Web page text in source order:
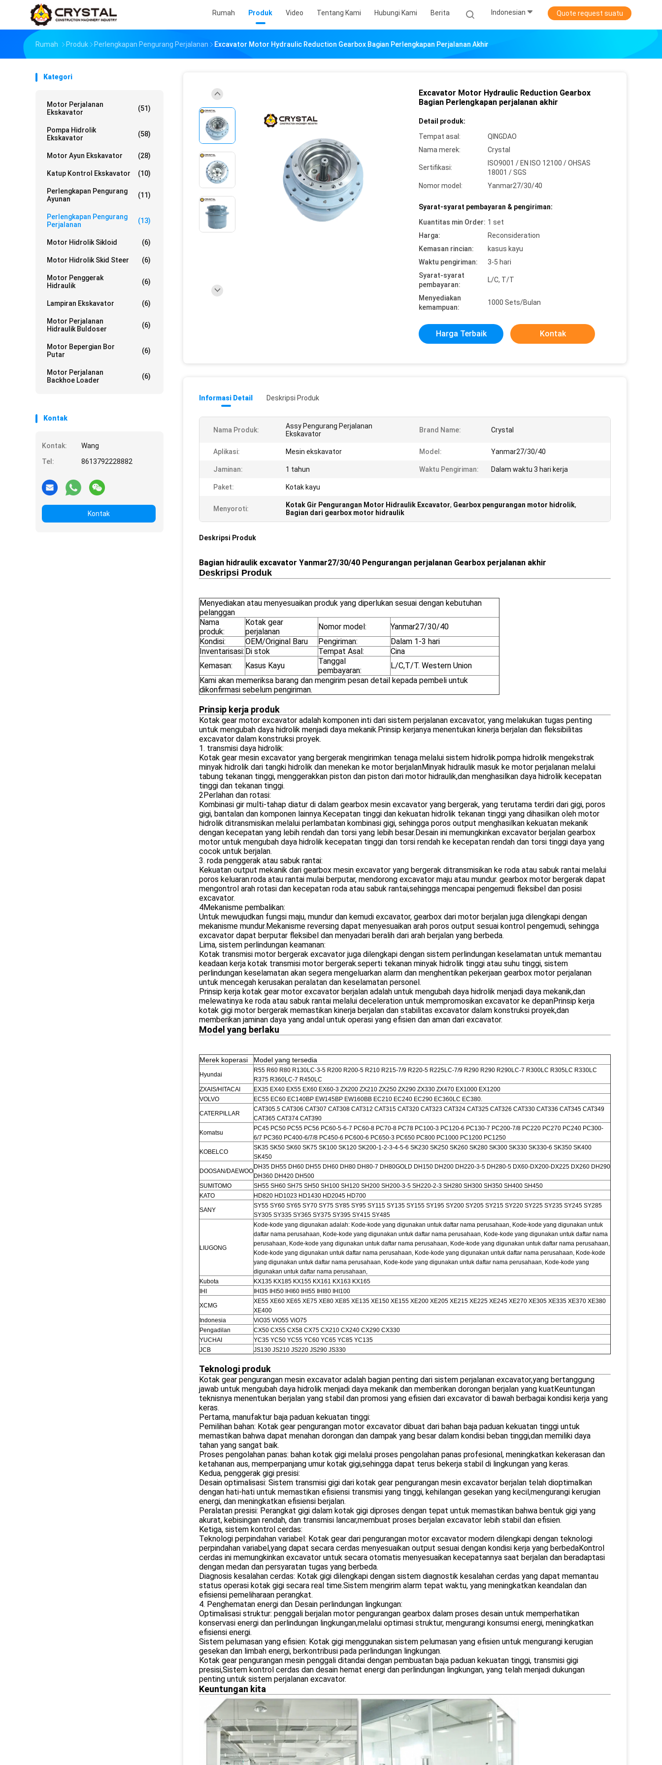
Rumah Produk Video Tentang Kami Hubungi Kami Berita Indonesian Quote request suatu
Rumah Produk Perlengkapan Pengurang Perjalanan Excavator Motor Hydraulic Reduction Gearbox Bagian Perlengkapan Perjalanan Akhir
Kategori
Motor Perjalanan
Ekskavator
(51)
Pompa Hidrolik
Ekskavator
(58)
Motor Ayun Ekskavator (28)
Katup Kontrol Ekskavator (10)
Perlengkapan Pengurang
Ayunan
(11)
Perlengkapan Pengurang
Perjalanan
(13)
Motor Hidrolik Sikloid (6)
Motor Hidrolik Skid Steer (6)
Motor Penggerak
Hidraulik
(6)
Lampiran Ekskavator (6)
Motor Perjalanan
Hidraulik Buldoser
(6)
Motor Bepergian Bor
Putar
(6)
Motor Perjalanan
Backhoe Loader
(6)
Kontak
Kontak:
Wang
Tel:
8613792228882
Kontak
Excavator Motor Hydraulic Reduction Gearbox
Bagian Perlengkapan perjalanan akhir
Detail produk:
Tempat asal:
QINGDAO
Nama merek:
Crystal
Sertifikasi:
ISO9001 / EN ISO 12100 / OHSAS
18001 / SGS
Nomor model:
Yanmar27/30/40
Syarat-syarat pembayaran & pengiriman:
Kuantitas min Order: 1 set
Harga:
Reconsideration
Kemasan rincian:
kasus kayu
Waktu pengiriman:
3-5 hari
Syarat-syarat
pembayaran:
L/C, T/T
Menyediakan
kemampuan:
1000 Sets/Bulan
Harga Terbaik Kontak
Informasi Detail Deskripsi Produk
Nama Produk:
Assy Pengurang Perjalanan
Ekskavator
Brand Name: Crystal
Aplikasi: Mesin ekskavator Model: Yanmar27/30/40
Jaminan: 1 tahun Waktu Pengiriman: Dalam waktu 3 hari kerja
Paket: Kotak kayu
Menyoroti: Kotak Gir Pengurangan Motor Hidraulik Excavator, Gearbox pengurangan motor hidrolik,
Bagian dari gearbox motor hidraulik
Deskripsi Produk
Bagian hidraulik excavator Yanmar27/30/40 Pengurangan perjalanan Gearbox perjalanan akhir
Deskripsi Produk
Menyediakan atau menyesuaikan produk yang diperlukan sesuai dengan kebutuhan
pelanggan
Nama
produk:
Kotak gear
perjalanan
Nomor model:
Yanmar27/30/40
Kondisi:
OEM/Original Baru Pengiriman:
Dalam 1-3 hari
Inventarisasi: Di stok Tempat Asal:
Cina
Kemasan:
Kasus Kayu
Tanggal
pembayaran:
L/C,T/T. Western Union
Kami akan memeriksa barang dan mengirim pesan detail kepada pembeli untuk
dikonfirmasi sebelum pengiriman.
Prinsip kerja produk
Kotak gear motor excavator adalah komponen inti dari sistem perjalanan excavator, yang melakukan tugas penting
untuk mengubah daya hidrolik menjadi daya mekanik.Prinsip kerjanya menentukan kinerja berjalan dan fleksibilitas
excavator dalam konstruksi proyek.
1. transmisi daya hidrolik:
Kotak gear mesin excavator yang bergerak mengirimkan tenaga melalui sistem hidrolik.pompa hidrolik mengekstrak
minyak hidrolik dari tangki hidrolik dan menekan ke motor berjalanMinyak hidraulik masuk ke motor perjalanan melalui
tabung tekanan tinggi, menggerakkan piston dan piston dari motor hidraulik,dan menghasilkan daya hidrolik kecepatan
tinggi dan tekanan tinggi.
2Perlahan dan rotasi:
Kombinasi gir multi-tahap diatur di dalam gearbox mesin excavator yang bergerak, yang terutama terdiri dari gigi, poros
gigi, bantalan dan komponen lainnya.Kecepatan tinggi dan kekuatan hidrolik tekanan tinggi yang dihasilkan oleh motor
hidrolik ditransmisikan melalui perlambatan kombinasi gigi, sehingga poros output menghasilkan kekuatan mekanik
dengan kecepatan yang lebih rendah dan torsi yang lebih besar.Desain ini memungkinkan excavator berjalan gearbox
motor untuk mengubah daya hidrolik kecepatan tinggi dan torsi rendah ke kecepatan rendah dan torsi tinggi daya yang
cocok untuk berjalan.
3. roda penggerak atau sabuk rantai:
Kekuatan output mekanik dari gearbox mesin excavator yang bergerak ditransmisikan ke roda atau sabuk rantai melalui
poros keluaran.roda atau rantai mulai berputar, mendorong excavator maju atau mundur. gearbox motor bergerak dapat
mengontrol arah rotasi dan kecepatan roda atau sabuk rantai,sehingga mencapai pengemudi fleksibel dan posisi
excavator.
4Mekanisme pembalikan:
Untuk mewujudkan fungsi maju, mundur dan kemudi excavator, gearbox dari motor berjalan juga dilengkapi dengan
mekanisme mundur.Mekanisme reversing dapat menyesuaikan arah poros output sesuai kontrol pengemudi, sehingga
excavator dapat berputar fleksibel dan menyadari beralih dari arah berjalan yang berbeda.
Lima, sistem perlindungan keamanan:
Kotak transmisi motor bergerak excavator juga dilengkapi dengan sistem perlindungan keselamatan untuk memantau
keadaan kerja kotak transmisi motor bergerak.seperti tekanan minyak hidrolik tinggi atau suhu tinggi, sistem
perlindungan keselamatan akan segera mengeluarkan alarm dan menghentikan pekerjaan gearbox motor perjalanan
untuk mencegah kerusakan peralatan dan keselamatan personel.
Prinsip kerja kotak gear motor excavator berjalan adalah untuk mengubah daya hidrolik menjadi daya mekanik,dan
melewatinya ke roda atau sabuk rantai melalui deceleration untuk mempromosikan excavator ke depanPrinsip kerja
kotak gigi motor bergerak memastikan kinerja berjalan dan stabilitas excavator dalam konstruksi proyek,dan
memberikan jaminan daya yang andal untuk operasi yang efisien dan aman dari excavator.
Model yang berlaku
Merek koperasi Model yang tersedia
Hyundai
R55 R60 R80 R130LC-3-5 R200 R200-5 R210 R215-7/9 R220-5 R225LC-7/9 R290 R290 R290LC-7 R300LC R305LC R330LC
R375 R360LC-7 R450LC
ZXAIS/HITACAI
EX35 EX40 EX55 EX60 EX60-3 ZX200 ZX210 ZX250 ZX290 ZX330 ZX470 EX1000 EX1200
VOLVO
EC55 EC60 EC140BP EW145BP EW160BB EC210 EC240 EC290 EC360LC EC380.
CATERPILLAR
CAT305.5 CAT306 CAT307 CAT308 CAT312 CAT315 CAT320 CAT323 CAT324 CAT325 CAT326 CAT330 CAT336 CAT345 CAT349
CAT365 CAT374 CAT390
Komatsu
PC45 PC50 PC55 PC56 PC60-5-6-7 PC60-8 PC70-8 PC78 PC100-3 PC120-6 PC130-7 PC200-7/8 PC220 PC270 PC240 PC300-
6/7 PC360 PC400-6/7/8 PC450-6 PC600-6 PC650-3 PC650 PC800 PC1000 PC1200 PC1250
KOBELCO
SK35 SK50 SK60 SK75 SK100 SK120 SK200-1-2-3-4-5-6 SK230 SK250 SK260 SK280 SK300 SK330 SK330-6 SK350 SK400
SK450
DOOSAN/DAEWOO
DH35 DH55 DH60 DH55 DH60 DH80 DH80-7 DH80GOLD DH150 DH200 DH220-3-5 DH280-5 DX60-DX200-DX225 DX260 DH290
DH360 DH420 DH500
SUMITOMO
SH55 SH60 SH75 SH50 SH100 SH120 SH200 SH200-3-5 SH220-2-3 SH280 SH300 SH350 SH400 SH450
KATO
HD820 HD1023 HD1430 HD2045 HD700
SANY
SY55 SY60 SY65 SY70 SY75 SY85 SY95 SY115 SY135 SY155 SY195 SY200 SY205 SY215 SY220 SY225 SY235 SY245 SY285
SY305 SY335 SY365 SY375 SY395 SY415 SY485
LIUGONG
Kode-kode yang digunakan adalah: Kode-kode yang digunakan untuk daftar nama perusahaan, Kode-kode yang digunakan untuk
daftar nama perusahaan, Kode-kode yang digunakan untuk daftar nama perusahaan, Kode-kode yang digunakan untuk daftar nama
perusahaan, Kode-kode yang digunakan untuk daftar nama perusahaan, Kode-kode yang digunakan untuk daftar nama perusahaan,
Kode-kode yang digunakan untuk daftar nama perusahaan, Kode-kode yang digunakan untuk daftar nama perusahaan, Kode-kode
yang digunakan untuk daftar nama perusahaan, Kode-kode yang digunakan untuk daftar nama perusahaan, Kode-kode yang
digunakan untuk daftar nama perusahaan,
Kubota
KX135 KX185 KX155 KX161 KX163 KX165
IHI
IHI35 IHI50 IHI60 IHI55 IHI80 IHI100
XCMG
XE55 XE60 XE65 XE75 XE80 XE85 XE135 XE150 XE155 XE200 XE205 XE215 XE225 XE245 XE270 XE305 XE335 XE370 XE380
XE400
Indonesia
ViO35 ViO55 ViO75
Pengadilan
CX50 CX55 CX58 CX75 CX210 CX240 CX290 CX330
YUCHAI
YC35 YC50 YC55 YC60 YC65 YC85 YC135
JCB
JS130 JS210 JS220 JS290 JS330
Teknologi produk
Kotak gear pengurangan mesin excavator adalah bagian penting dari sistem perjalanan excavator,yang bertanggung
jawab untuk mengubah daya hidrolik menjadi daya mekanik dan memberikan dorongan berjalan yang kuatKeuntungan
teknisnya menentukan berjalan yang stabil dan promosi yang efisien dari excavator di bawah berbagai kondisi kerja yang
keras.
Pertama, manufaktur baja paduan kekuatan tinggi:
Pemilihan bahan: Kotak gear pengurangan motor excavator dibuat dari bahan baja paduan kekuatan tinggi untuk
memastikan bahwa dapat menahan dorongan dan dampak yang besar dalam kondisi beban tinggi,dan memiliki daya
tahan yang sangat baik.
Proses pengolahan panas: bahan kotak gigi melalui proses pengolahan panas profesional, meningkatkan kekerasan dan
ketahanan aus, memperpanjang umur kotak gigi,sehingga dapat terus bekerja stabil di lingkungan yang keras.
Kedua, penggerak gigi presisi:
Desain optimalisasi: Sistem transmisi gigi dari kotak gear pengurangan mesin excavator berjalan telah dioptimalkan
dengan hati-hati untuk memastikan efisiensi transmisi yang tinggi, kehilangan gesekan yang kecil,mengurangi kerugian
energi, dan meningkatkan efisiensi berjalan.
Peralatan presisi: Perangkat gigi dalam kotak gigi diproses dengan tepat untuk memastikan bahwa bentuk gigi yang
akurat, kebisingan rendah, dan transmisi lancar,membuat proses berjalan excavator lebih stabil dan efisien.
Ketiga, sistem kontrol cerdas:
Teknologi perpindahan variabel: Kotak gear dari pengurangan motor excavator modern dilengkapi dengan teknologi
perpindahan variabel,yang dapat secara cerdas menyesuaikan output sesuai dengan kondisi kerja yang berbedaKontrol
cerdas ini memungkinkan excavator untuk secara otomatis menyesuaikan kecepatannya saat berjalan dan beradaptasi
dengan medan dan persyaratan tugas yang berbeda.
Diagnosis kesalahan cerdas: Kotak gigi dilengkapi dengan sistem diagnostik kesalahan cerdas yang dapat memantau
status operasi kotak gigi secara real time.Sistem mengirim alarm tepat waktu, yang meningkatkan keandalan dan
efisiensi pemeliharaan perangkat.
4. Penghematan energi dan Desain perlindungan lingkungan:
Optimalisasi struktur: penggali berjalan motor pengurangan gearbox dalam proses desain untuk memperhatikan
konservasi energi dan perlindungan lingkungan,melalui optimasi struktur, mengurangi konsumsi energi, meningkatkan
efisiensi energi.
Sistem pelumasan yang efisien: Kotak gigi menggunakan sistem pelumasan yang efisien untuk mengurangi kerugian
gesekan dan limbah energi, berkontribusi pada perlindungan lingkungan.
Kotak gear pengurangan mesin penggali ditandai dengan pembuatan baja paduan kekuatan tinggi, transmisi gigi
presisi,Sistem kontrol cerdas dan desain hemat energi dan perlindungan lingkungan, yang telah menjadi dukungan
penting untuk sistem perjalanan excavator.
Keuntungan kita